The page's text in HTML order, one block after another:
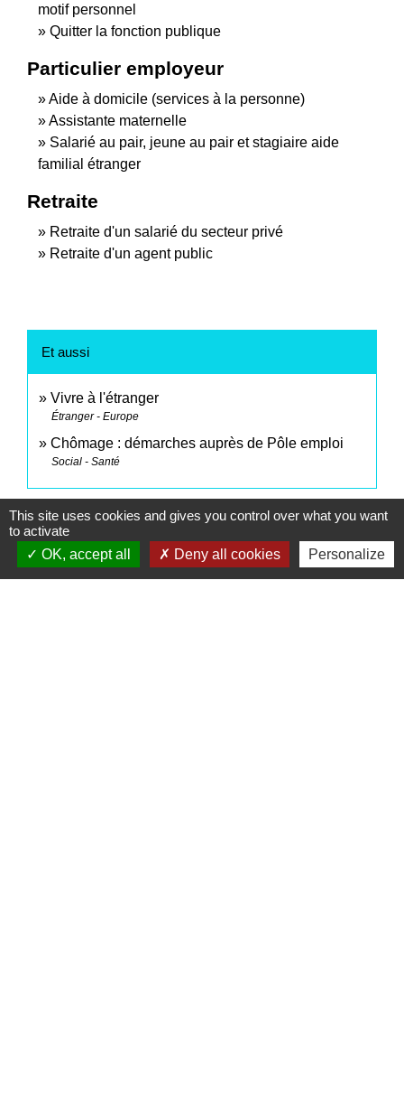
motif personnel
Quitter la fonction publique
Particulier employeur
Aide à domicile (services à la personne)
Assistante maternelle
Salarié au pair, jeune au pair et stagiaire aide
familial étranger
Retraite
Retraite d'un salarié du secteur privé
Retraite d'un agent public
Et aussi
Vivre à l'étranger
Étranger - Europe
Chômage : démarches auprès de Pôle emploi
Social - Santé
Signaler une erreur sur cette page
This site uses cookies and gives you control over what you want
to activate
OK, accept all
Deny all cookies Personalize